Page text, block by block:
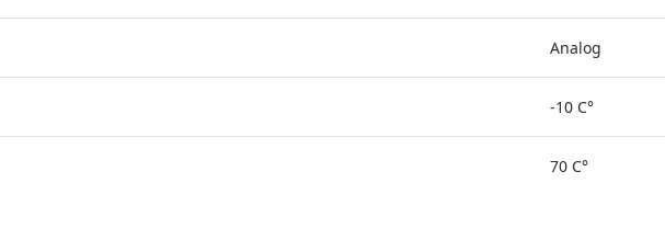
Analog
-10 C°
70 C°